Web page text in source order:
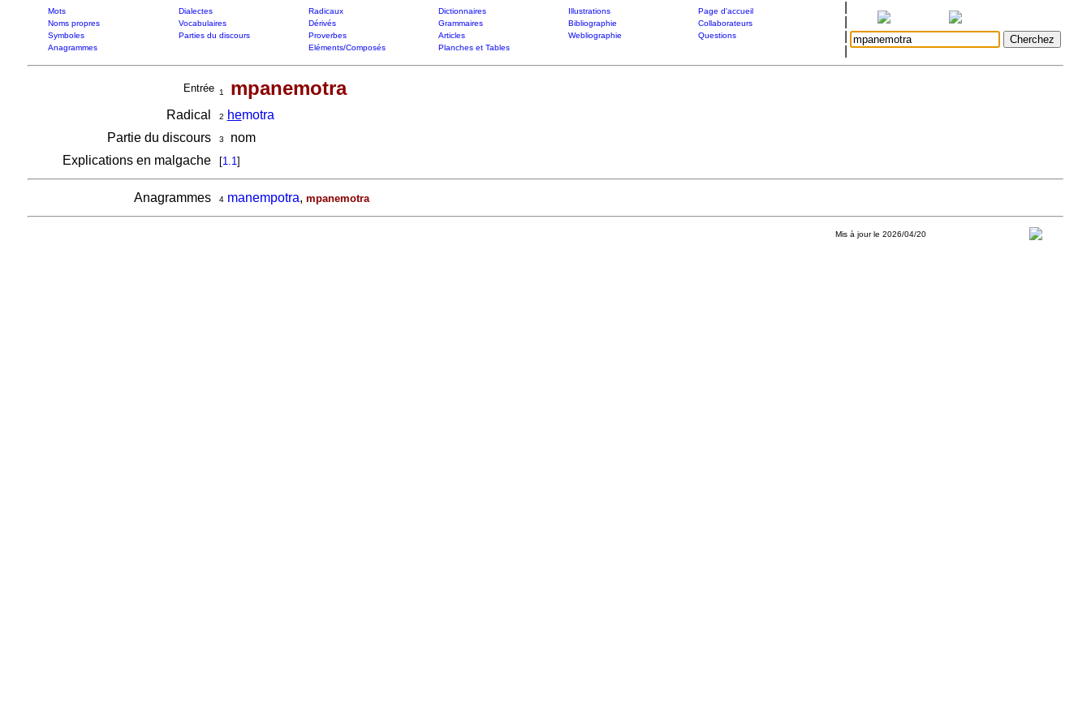
Mots Dialectes Radicaux Dictionnaires Illustrations
Page d'accueil
Noms propres
Vocabulaires Dérivés Grammaires Bibliographie
Collaborateurs
Symboles
Parties du discours Proverbes Articles Webliographie
Questions
Anagrammes
Eléments/Composés Planches et Tables
Entrée 1 mpanemotra
Radical 2 hemotra
Partie du discours
3
nom
Explications en malgache
[1.1]
Anagrammes 4 manempotra, mpanemotra
Mis à jour le 2026/04/20